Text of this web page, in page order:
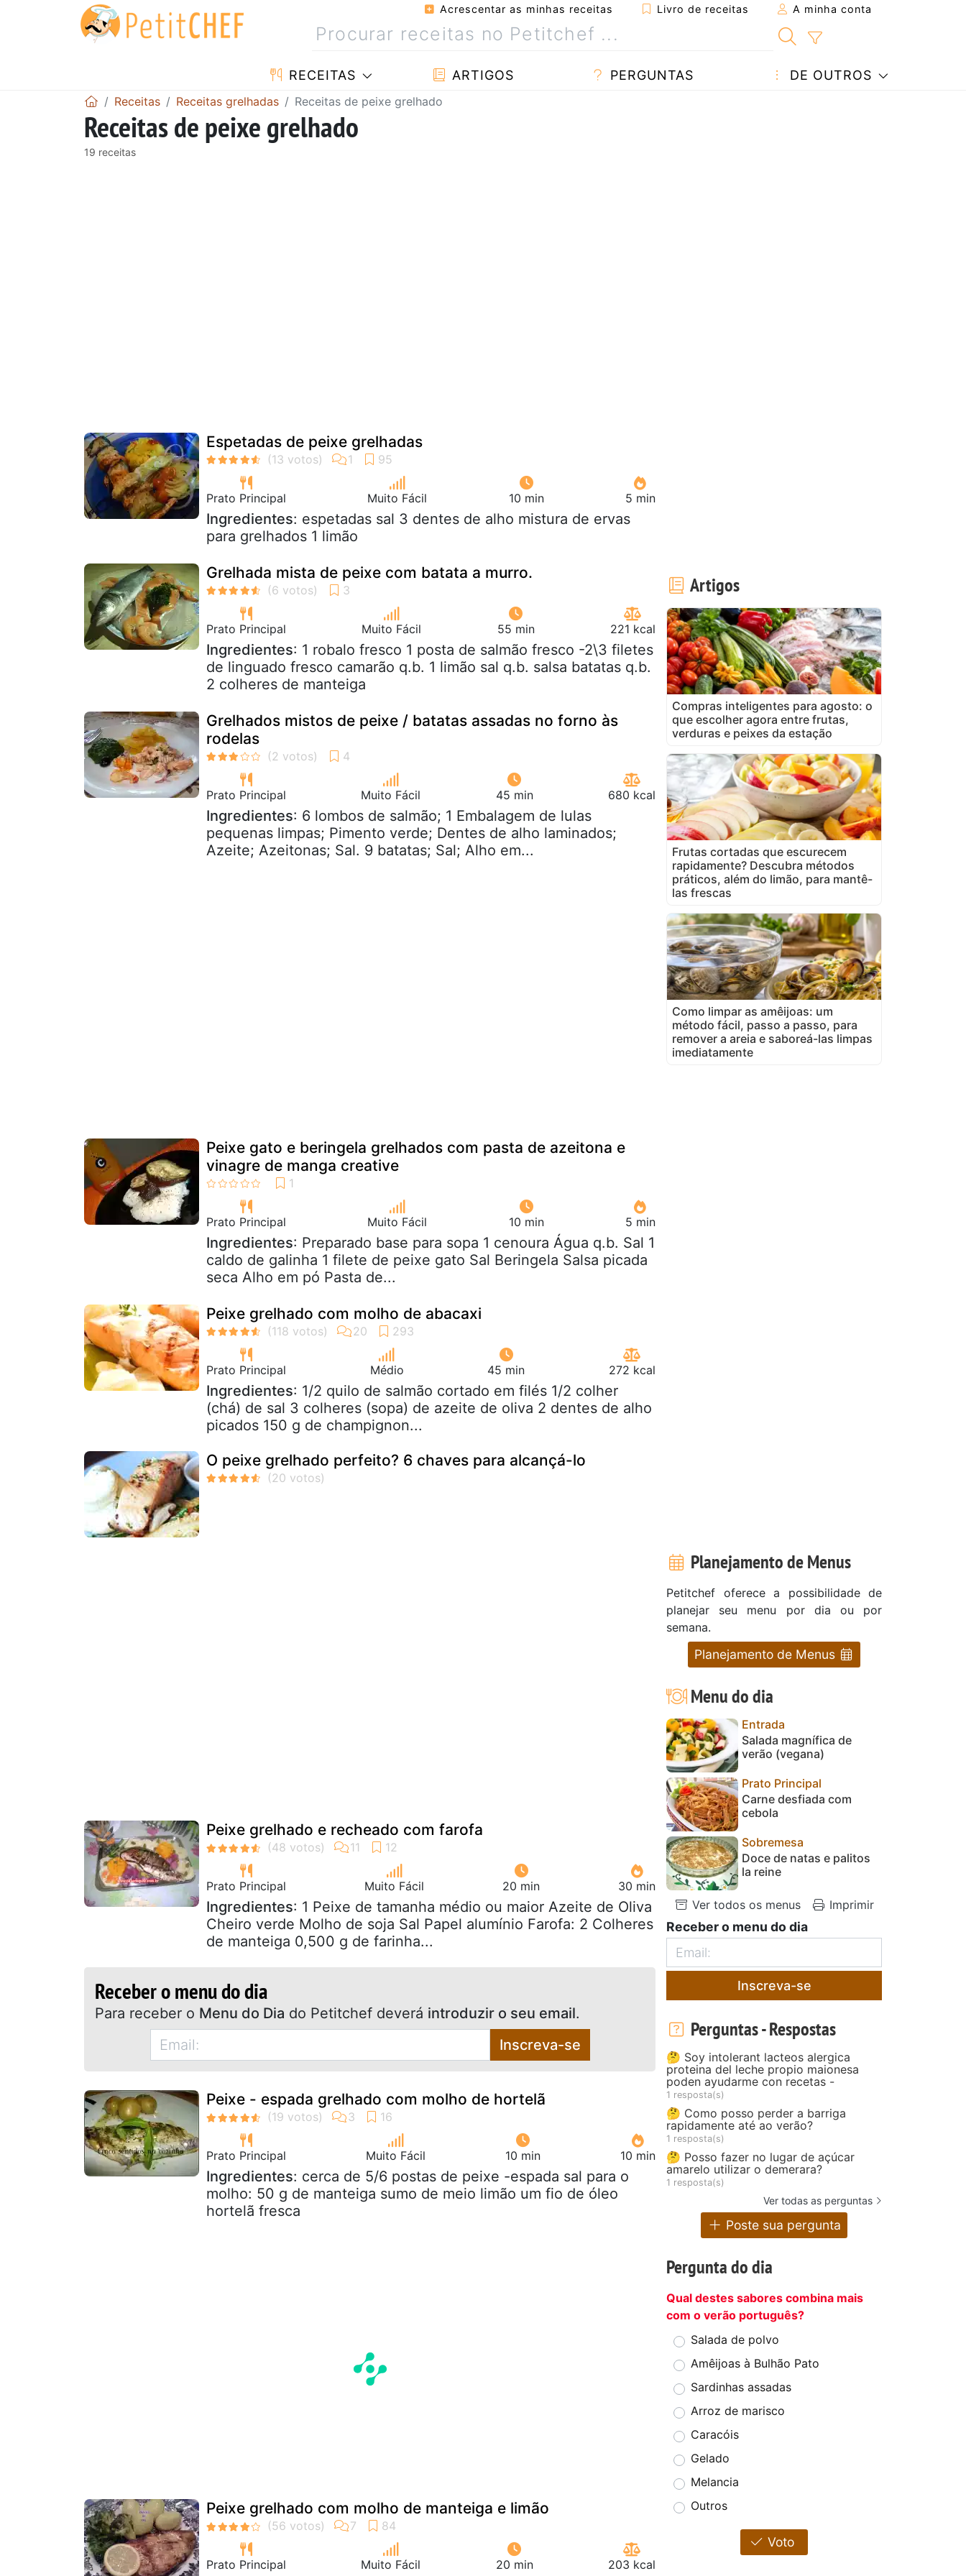
Acrescentar as minhas receitas Livro de receitas A minha conta
RECEITAS ARTIGOS PERGUNTAS DE OUTROS
Receitas Receitas grelhadas Receitas de peixe grelhado
Receitas de peixe grelhado
19 receitas
Espetadas de peixe grelhadas
Prato Principal Muito Fácil 10 min 5 min
Ingredientes: espetadas sal 3 dentes de alho mistura de ervas
para grelhados 1 limão
Grelhada mista de peixe com batata a murro.
Prato Principal Muito Fácil 55 min 221 kcal
Ingredientes: 1 robalo fresco 1 posta de salmão fresco -2\3 filetes
de linguado fresco camarão q.b. 1 limão sal q.b. salsa batatas q.b.
2 colheres de manteiga
Grelhados mistos de peixe / batatas assadas no forno às
rodelas
Prato Principal Muito Fácil 45 min 680 kcal
Ingredientes: 6 lombos de salmão; 1 Embalagem de lulas
pequenas limpas; Pimento verde; Dentes de alho laminados;
Azeite; Azeitonas; Sal. 9 batatas; Sal; Alho em...
Peixe gato e beringela grelhados com pasta de azeitona e
vinagre de manga creative
Prato Principal Muito Fácil 10 min 5 min
Ingredientes: Preparado base para sopa 1 cenoura Água q.b. Sal 1
caldo de galinha 1 filete de peixe gato Sal Beringela Salsa picada
seca Alho em pó Pasta de...
Peixe grelhado com molho de abacaxi
Prato Principal Médio 45 min 272 kcal
Ingredientes: 1/2 quilo de salmão cortado em filés 1/2 colher
(chá) de sal 3 colheres (sopa) de azeite de oliva 2 dentes de alho
picados 150 g de champignon...
O peixe grelhado perfeito? 6 chaves para alcançá-lo
Peixe grelhado e recheado com farofa
Prato Principal Muito Fácil 20 min 30 min
Ingredientes: 1 Peixe de tamanha médio ou maior Azeite de Oliva
Cheiro verde Molho de soja Sal Papel alumínio Farofa: 2 Colheres
de manteiga 0,500 g de farinha...
Receber o menu do dia
Para receber o Menu do Dia do Petitchef deverá introduzir o seu email.
Inscreva-se
Peixe - espada grelhado com molho de hortelã
Prato Principal Muito Fácil 10 min 10 min
Ingredientes: cerca de 5/6 postas de peixe -espada sal para o
molho: 50 g de manteiga sumo de meio limão um fio de óleo
hortelã fresca
Peixe grelhado com molho de manteiga e limão
Prato Principal Muito Fácil 20 min 203 kcal
Artigos
Compras inteligentes para agosto: o
que escolher agora entre frutas,
verduras e peixes da estação
Frutas cortadas que escurecem
rapidamente? Descubra métodos
práticos, além do limão, para mantê-
las frescas
Como limpar as amêijoas: um
método fácil, passo a passo, para
remover a areia e saboreá-las limpas
imediatamente
Planejamento de Menus
Petitchef oferece a possibilidade de
planejar seu menu por dia ou por
semana.
Planejamento de Menus
Menu do dia
Entrada
Salada magnífica de
verão (vegana)
Prato Principal
Carne desfiada com
cebola
Sobremesa
Doce de natas e palitos
la reine
Ver todos os menus Imprimir
Receber o menu do dia
Inscreva-se
Perguntas - Respostas
🤔 Soy intolerant lacteos alergica
proteina del leche propio maionesa
poden ayudarme con recetas -
1 resposta(s)
🤔 Como posso perder a barriga
rapidamente até ao verão?
1 resposta(s)
🤔 Posso fazer no lugar de açúcar
amarelo utilizar o demerara?
1 resposta(s)
Ver todas as perguntas
Poste sua pergunta
Pergunta do dia
Qual destes sabores combina mais
com o verão português?
Salada de polvo
Amêijoas à Bulhão Pato
Sardinhas assadas
Arroz de marisco
Caracóis
Gelado
Melancia
Outros
Voto